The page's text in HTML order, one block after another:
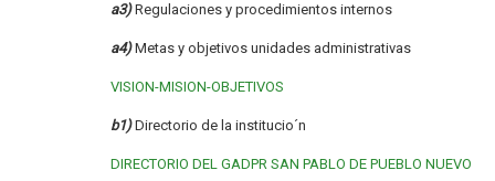
a3)Regulaciones y procedimientos internos
a4)Metas y objetivos unidades administrativas
VISION-MISION-OBJETIVOS
b1)Directorio de la institucio´n
DIRECTORIO DEL GADPR SAN PABLO DE PUEBLO NUEVO